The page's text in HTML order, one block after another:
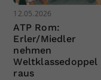
12.05.2026
ATP Rom:
Erler/Miedler
nehmen
Weltklassedoppel
raus